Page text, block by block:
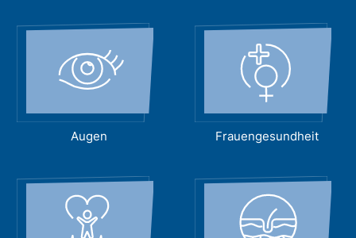
Augen Frauengesundheit